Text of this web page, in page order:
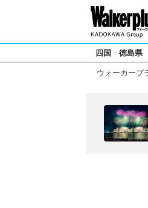
四国 徳島県
ウォーカープ